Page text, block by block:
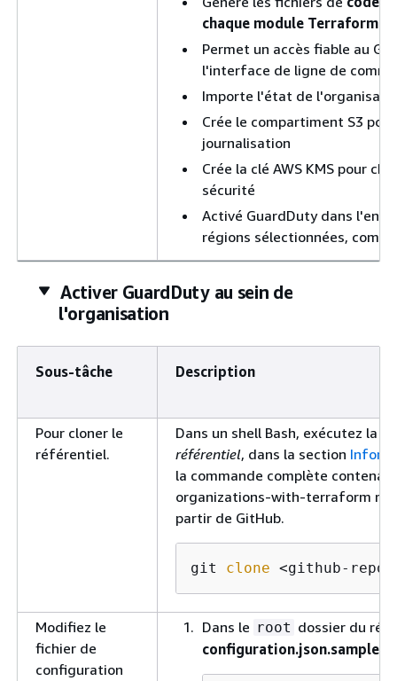
chaque module Terraform
Permet un accès fiable au
l'interface de ligne de
Importe l'état de
Crée le compartiment S3
journalisation
Crée la clé AWS KMS pour
sécurité
Activé GuardDuty dans
régions sélectionnées,
Activer GuardDuty au sein de
l'organisation
Sous-tâche Description
Pour cloner le
référentiel.
Dans un shell Bash, exécutez la
référentiel, dans la section
la commande complète
organizations-with-terraform
partir de GitHub.
git clone <github-
Modifiez le
fichier de
configuration
Dans le root dossier du
configuration.json.sample